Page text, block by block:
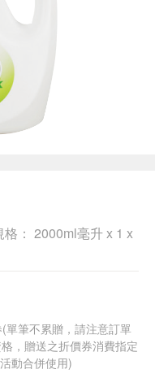
： 2000ml毫升 x 1 x
單筆不累贈，請注意訂單
，贈送之折價券消費指定
動合併使用)